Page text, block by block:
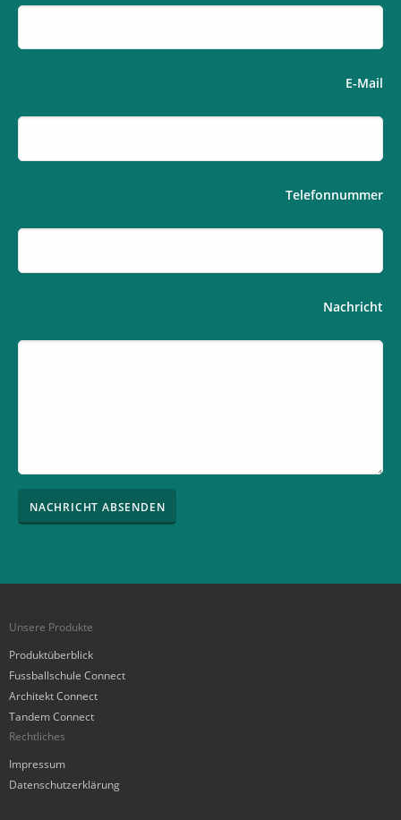
E-Mail
Telefonnummer
Nachricht
Unsere Produkte
Produktüberblick
Fussballschule Connect
Architekt Connect
Tandem Connect
Rechtliches
Impressum
Datenschutzerklärung